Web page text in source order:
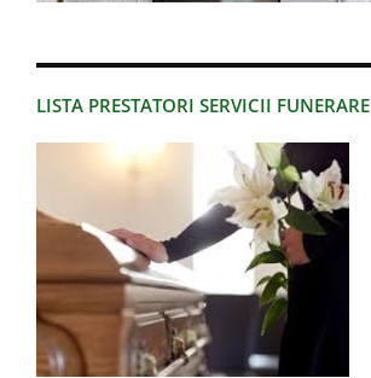
LISTA PRESTATORI SERVICII FUNERARE